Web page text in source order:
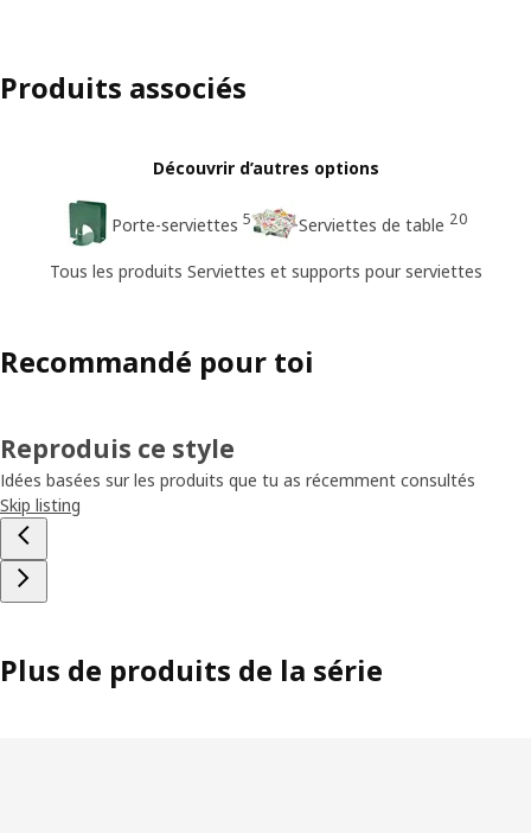
Produits associés
Découvrir d’autres options
Porte-serviettes 5 Serviettes de table 20
Tous les produits Serviettes et supports pour serviettes
Recommandé pour toi
Reproduis ce style
Idées basées sur les produits que tu as récemment consultés
Skip listing
Plus de produits de la série